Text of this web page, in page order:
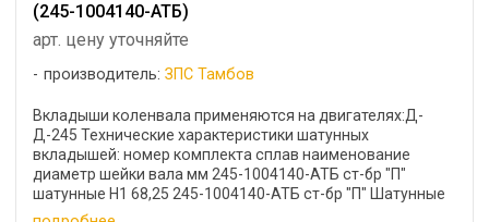
(245-1004140-АТБ)
арт. цену уточняйте
производитель:ЗПС Тамбов
Вкладыши коленвала применяются на двигателях:Д-
Д-245 Технические характеристики шатунных
вкладышей: номер комплекта сплав наименование
диаметр шейки вала мм 245-1004140-АТБ ст-бр "П"
шатунные Н1 68,25 245-1004140-АТБ ст-бр "П" Шатунные
Н2 68,0 ...